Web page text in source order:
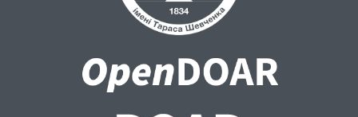
можливих аварій. Це дослідження
закладає основу для подальшого розвитку
потенційних деформацій підземних
конструкцій на основі динаміки поверхні